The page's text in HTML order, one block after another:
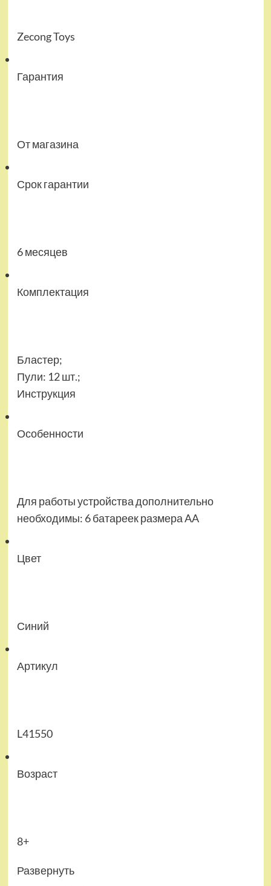
Zecong Toys
Гарантия
От магазина
Срок гарантии
6 месяцев
Комплектация
Бластер;
Пули: 12 шт.;
Инструкция
Особенности
Для работы устройства дополнительно
необходимы: 6 батареек размера AA
Цвет
Синий
Артикул
L41550
Возраст
8+
Развернуть